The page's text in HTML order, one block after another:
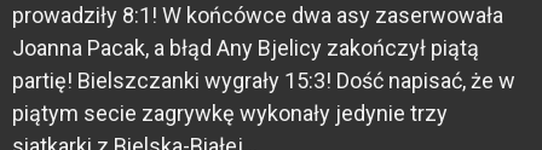
prowadziły 8:1! W końcówce dwa asy zaserwowała
Joanna Pacak, a błąd Any Bjelicy zakończył piątą
partię! Bielszczanki wygrały 15:3! Dość napisać, że w
piątym secie zagrywkę wykonały jedynie trzy